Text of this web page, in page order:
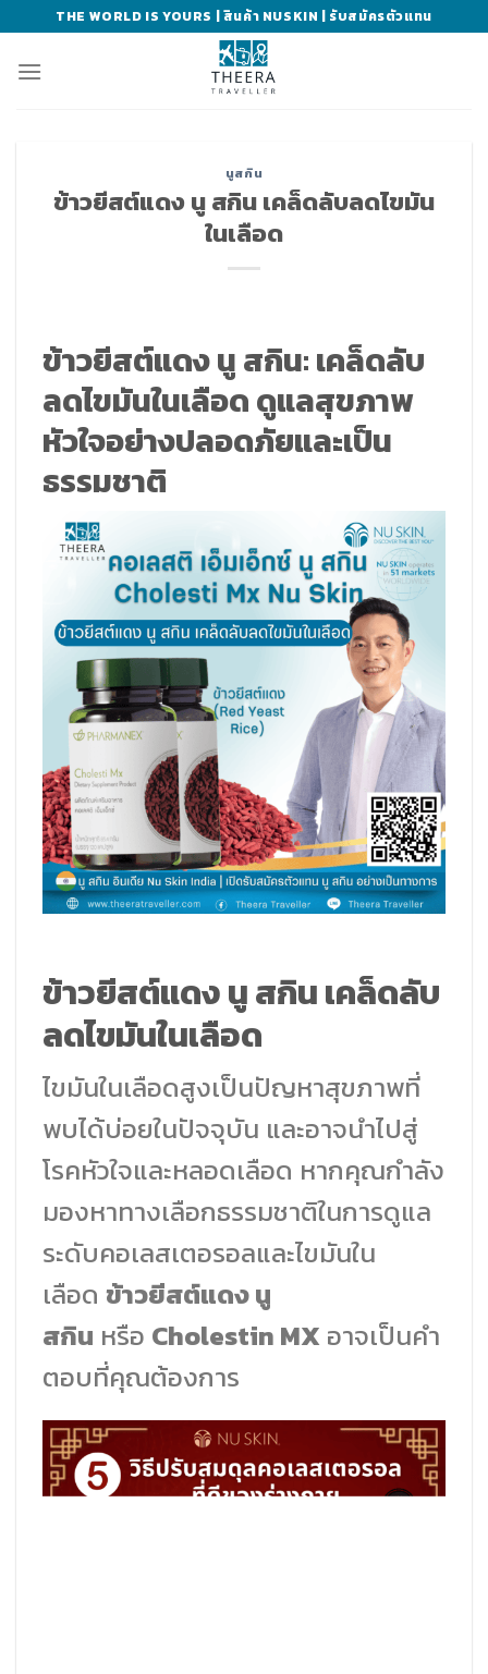
to
content
THE WORLD IS YOURS | สินค้า NUSKIN | รับสมัครตัวแทน
นูสกิน
ข้าวยีสต์แดง นู สกิน เคล็ดลับลดไขมัน
ในเลือด
ข้าวยีสต์แดง นู สกิน: เคล็ดลับ
ลดไขมันในเลือด ดูแลสุขภาพ
หัวใจอย่างปลอดภัยและเป็น
ธรรมชาติ
ข้าวยีสต์แดง นู สกิน เคล็ดลับ
ลดไขมันในเลือด
ไขมันในเลือดสูงเป็นปัญหาสุขภาพที่
พบได้บ่อยในปัจจุบัน และอาจนำไปสู่
โรคหัวใจและหลอดเลือด หากคุณกำลัง
มองหาทางเลือกธรรมชาติในการดูแล
ระดับคอเลสเตอรอลและไขมันใน
เลือด ข้าวยีสต์แดง นู
สกิน หรือ Cholestin MX อาจเป็นคำ
ตอบที่คุณต้องการ